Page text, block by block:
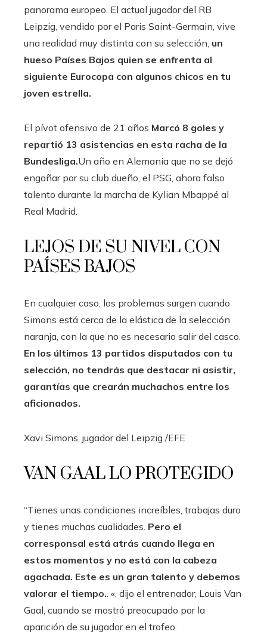
panorama europeo. El actual jugador del RB
Leipzig, vendido por el Paris Saint-Germain, vive
una realidad muy distinta con su selección, un
hueso Países Bajos quien se enfrenta al
siguiente Eurocopa con algunos chicos en tu
joven estrella.
El pívot ofensivo de 21 años Marcó 8 goles y
repartió 13 asistencias en esta racha de la
Bundesliga.Un año en Alemania que no se dejó
engañar por su club dueño, el PSG, ahora falso
talento durante la marcha de Kylian Mbappé al
Real Madrid.
LEJOS DE SU NIVEL CON
PAÍSES BAJOS
En cualquier caso, los problemas surgen cuando
Simons está cerca de la elástica de la selección
naranja, con la que no es necesario salir del casco.
En los últimos 13 partidos disputados con tu
selección, no tendrás que destacar ni asistir,
garantías que crearán muchachos entre los
aficionados.
Xavi Simons, jugador del Leipzig /EFE
VAN GAAL LO PROTEGIDO
“Tienes unas condiciones increíbles, trabajas duro
y tienes muchas cualidades. Pero el
corresponsal está atrás cuando llega en
estos momentos y no está con la cabeza
agachada. Este es un gran talento y debemos
valorar el tiempo.. «, dijo el entrenador, Louis Van
Gaal, cuando se mostró preocupado por la
aparición de su jugador en el trofeo.